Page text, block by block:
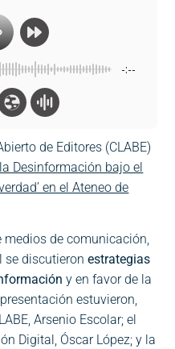
-:--
de Editores (CLABE)
Desinformación bajo el
en el Ateneo de
medios de comunicación,
se discutieronestrategias
y en favor de la
estuvieron,
Arsenio Escolar; el
Digital, Óscar López; y la